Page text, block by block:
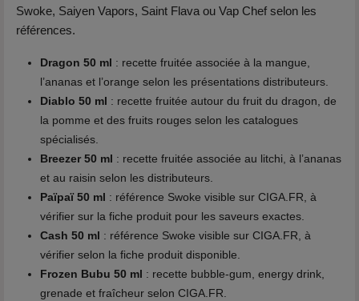
Swoke, Saiyen Vapors, Saint Flava ou Vap Chef selon les
références.
Dragon 50 ml : recette fruitée associée à la mangue,
l’ananas et l’orange selon les présentations distributeurs.
Diablo 50 ml : recette fruitée autour du fruit du dragon, de
la pomme et des fruits rouges selon les catalogues
spécialisés.
Breezer 50 ml : recette fruitée associée au litchi, à l’ananas
et au raisin selon les distributeurs.
Païpaï 50 ml : référence Swoke visible sur CIGA.FR, à
vérifier sur la fiche produit pour les saveurs exactes.
Cash 50 ml : référence Swoke visible sur CIGA.FR, à
vérifier selon la fiche produit disponible.
Frozen Bubu 50 ml : recette bubble-gum, energy drink,
grenade et fraîcheur selon CIGA.FR.